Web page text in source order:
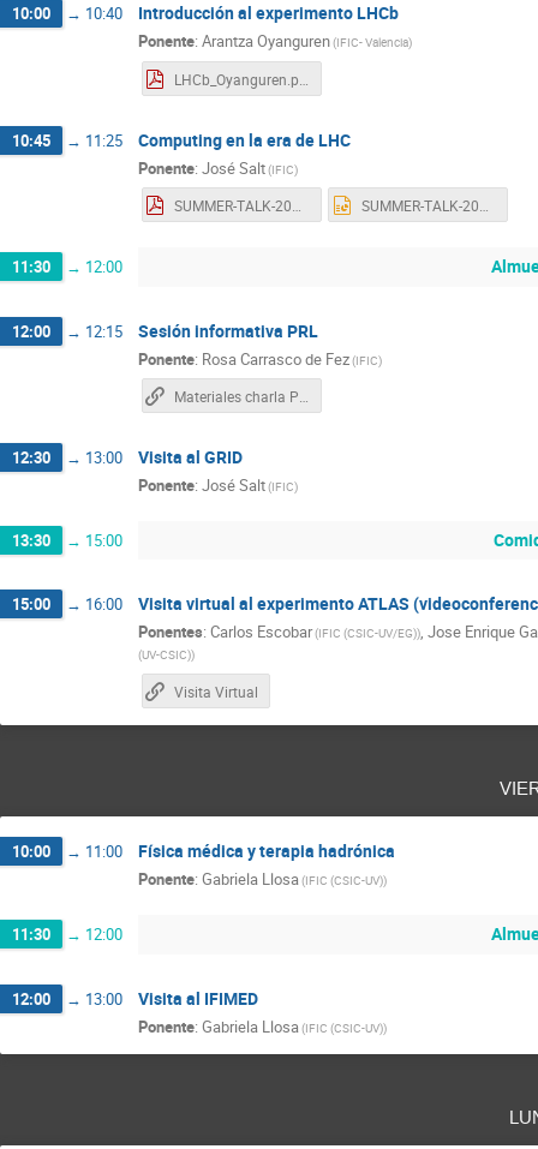
10:00 → 10:40 Introducción al experimento LHCb
Ponente: Arantza Oyanguren(IFIC- Valencia)
10:45 → 11:25 Computing en la era de LHC
Ponente: José Salt(IFIC)
11:30 → 12:00
12:00 → 12:15 Sesión informativa PRL
Ponente: Rosa Carrasco de Fez(IFIC)
12:30 → 13:00 Visita al GRID
Ponente: José Salt(IFIC)
13:30 → 15:00
15:00 → 16:00 Visita virtual al experimento ATLAS
Ponentes: Carlos Escobar(IFIC (CSIC-UV/EG)), Jose Enrique
(UV-CSIC))
Visita Virtual
10:00 → 11:00 Física médica y terapia hadrónica
Ponente: Gabriela Llosa(IFIC (CSIC-UV))
11:30 → 12:00
12:00 → 13:00 Visita al IFIMED
Ponente: Gabriela Llosa(IFIC (CSIC-UV))